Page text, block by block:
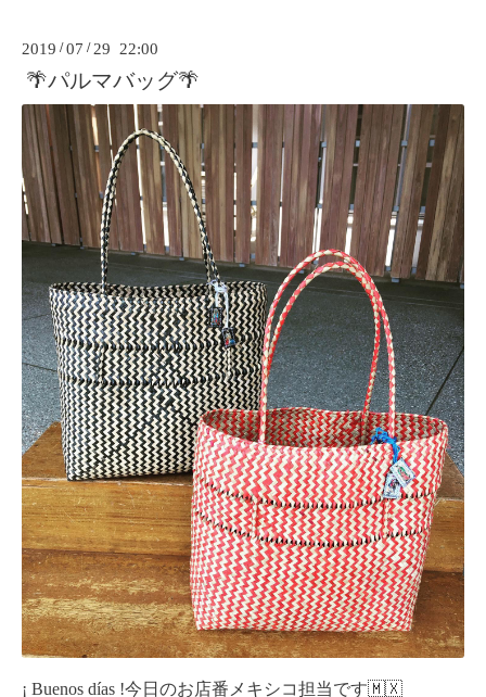
2019 /07 / 29 22:00
🌴パルマバッグ🌴
¡ Buenos días !今日のお店番メキシコ担当です🇲🇽